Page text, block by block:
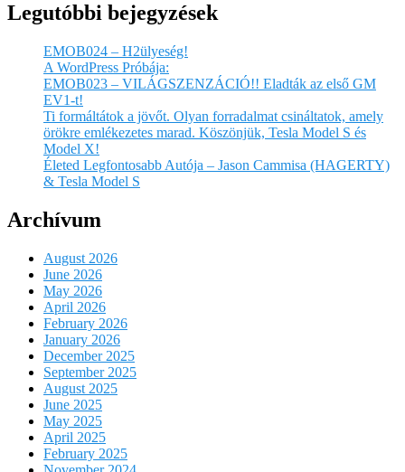
Legutóbbi bejegyzések
EMOB024 – H2ülyeség!
A WordPress Próbája:
EMOB023 – VILÁGSZENZÁCIÓ!! Eladták az első GM
EV1-t!
Ti formáltátok a jövőt. Olyan forradalmat csináltatok, amely
örökre emlékezetes marad. Köszönjük, Tesla Model S és
Model X!
Életed Legfontosabb Autója – Jason Cammisa (HAGERTY)
& Tesla Model S
Archívum
August 2026
June 2026
May 2026
April 2026
February 2026
January 2026
December 2025
September 2025
August 2025
June 2025
May 2025
April 2025
February 2025